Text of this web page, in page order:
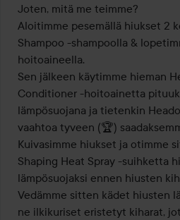
Joten, mitä me teimme?
Aloitimme pesemällä hiukset 2
Shampoo -shampoolla &
hoitoaineella.
Sen jälkeen käytimme hieman
Conditioner -hoitoainetta
lämpösuojana ja tietenkin
vaahtoa tyveen (🏆)
Kuivasimme hiukset ja otimme
Shaping Heat Spray -suihketta
lämpösuojaksi ennen hiusten
Vedämme sitten kädet hiusten
ne ilkikuriset eristetyt kiharat,